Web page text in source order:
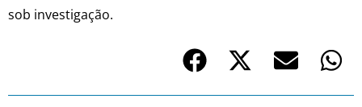
sob investigação.